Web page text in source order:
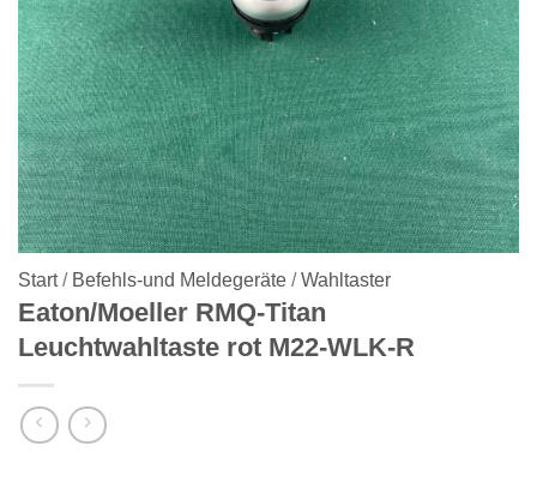
Start / Befehls-und Meldegeräte /Wahltaster
Eaton/Moeller RMQ-Titan
Leuchtwahltaste rot M22-WLK-R